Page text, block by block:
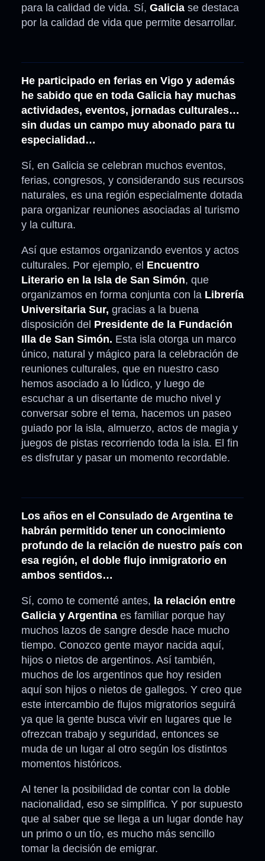
para la calidad de vida. Sí, Galicia se destaca
por la calidad de vida que permite desarrollar.
He participado en ferias en Vigo y además
he sabido que en toda Galicia hay muchas
actividades, eventos, jornadas culturales…
sin dudas un campo muy abonado para tu
especialidad…
Sí, en Galicia se celebran muchos eventos,
ferias, congresos, y considerando sus recursos
naturales, es una región especialmente dotada
para organizar reuniones asociadas al turismo
y la cultura.
Así que estamos organizando eventos y actos
culturales. Por ejemplo, el Encuentro
Literario en la Isla de San Simón, que
organizamos en forma conjunta con la Librería
Universitaria Sur, gracias a la buena
disposición del Presidente de la Fundación
Illa de San Simón. Esta isla otorga un marco
único, natural y mágico para la celebración de
reuniones culturales, que en nuestro caso
hemos asociado a lo lúdico, y luego de
escuchar a un disertante de mucho nivel y
conversar sobre el tema, hacemos un paseo
guiado por la isla, almuerzo, actos de magia y
juegos de pistas recorriendo toda la isla. El fin
es disfrutar y pasar un momento recordable.
Los años en el Consulado de Argentina te
habrán permitido tener un conocimiento
profundo de la relación de nuestro país con
esa región, el doble flujo inmigratorio en
ambos sentidos…
Sí, como te comenté antes, la relación entre
Galicia y Argentina es familiar porque hay
muchos lazos de sangre desde hace mucho
tiempo. Conozco gente mayor nacida aquí,
hijos o nietos de argentinos. Así también,
muchos de los argentinos que hoy residen
aquí son hijos o nietos de gallegos. Y creo que
este intercambio de flujos migratorios seguirá
ya que la gente busca vivir en lugares que le
ofrezcan trabajo y seguridad, entonces se
muda de un lugar al otro según los distintos
momentos históricos.
Al tener la posibilidad de contar con la doble
nacionalidad, eso se simplifica. Y por supuesto
que al saber que se llega a un lugar donde hay
un primo o un tío, es mucho más sencillo
tomar la decisión de emigrar.